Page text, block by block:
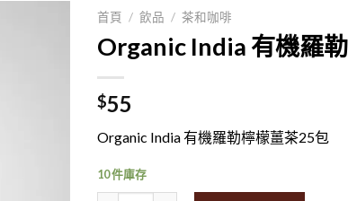
首頁 / 飲品 / 茶和咖啡
Organic India 有機羅
$55
Organic India 有機羅勒檸檬薑茶25包
10 件庫存